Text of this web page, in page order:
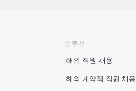
솔루션
해외 직원 채용
해외 계약직 직원 채용